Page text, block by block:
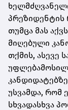
თუმცა მას
მიღებული
თქმის, ასევე
უსვამდა, რომ
სხვადასხვა